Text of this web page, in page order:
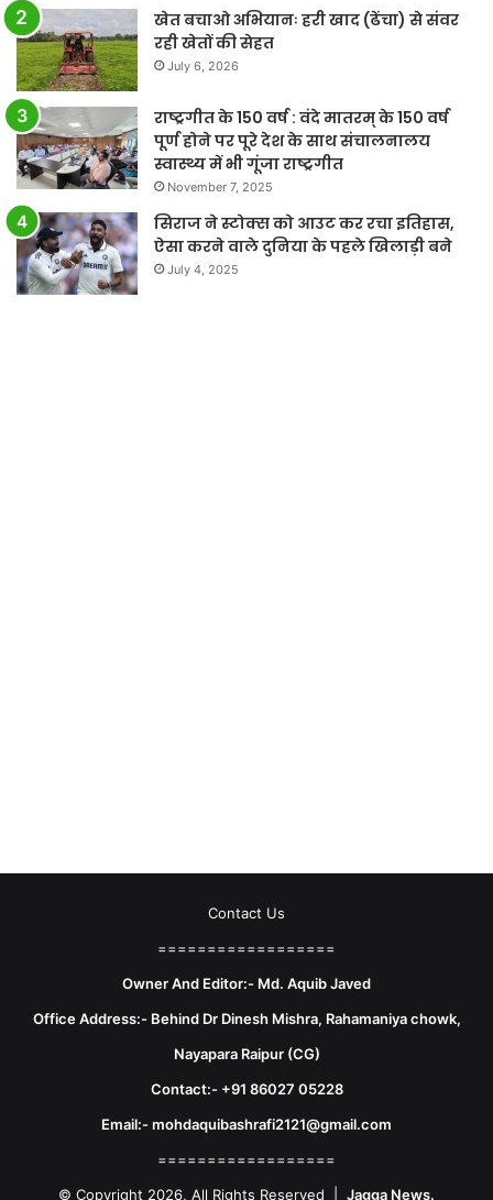
खेत बचाओ अभियानः हरी खाद (ढेंचा) से संवर
रही खेतों की सेहत
July 6, 2026
राष्ट्रगीत के 150 वर्ष : वंदे मातरम् के 150 वर्ष
पूर्ण होने पर पूरे देश के साथ संचालनालय
स्वास्थ्य में भी गूंजा राष्ट्रगीत
November 7, 2025
सिराज ने स्टोक्स को आउट कर रचा इतिहास,
ऐसा करने वाले दुनिया के पहले खिलाड़ी बने
July 4, 2025
Contact Us
==================
Owner And Editor:- Md. Aquib Javed
Office Address:- Behind Dr Dinesh Mishra, Rahamaniya chowk,
Nayapara Raipur (CG)
Contact:- +91 86027 05228
Email:- mohdaquibashrafi2121@gmail.com
==================
© Copyright 2026, All Rights Reserved | Jagga News.